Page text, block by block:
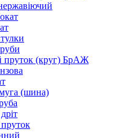
пруток (круг) БрАЖ
(шина)